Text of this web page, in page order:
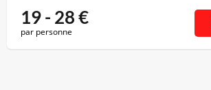
19 - 28€
par personne